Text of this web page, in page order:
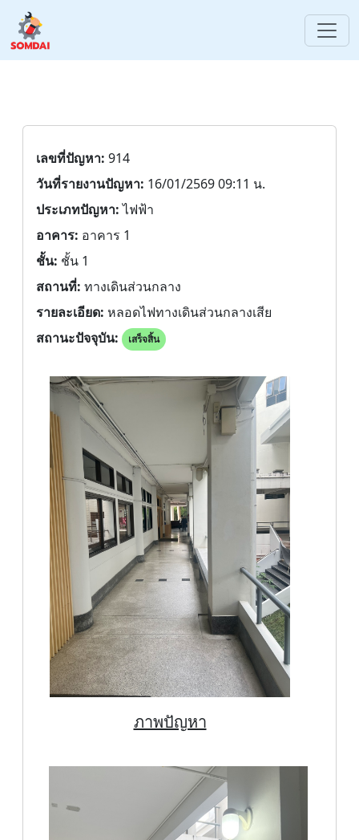
เลขที่ปัญหา: 914
วันที่รายงานปัญหา: 16/01/2569 09:11 น.
ประเภทปัญหา:ไฟฟ้า
อาคาร: อาคาร 1
ชั้น: ชั้น 1
สถานที่: ทางเดินส่วนกลาง
รายละเอียด: หลอดไฟทางเดินส่วนกลางเสีย
สถานะปัจจุบัน:
เสร็จสิ้น
ภาพปัญหา